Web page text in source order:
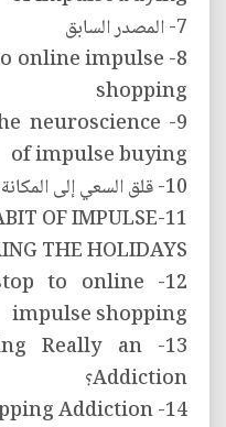
7- المصدر السابق
to online impulse
shopping
neuroscience
of impulse buying
10- قلق السعي إلى المكانة: الشعور بالرضا أو المهانة
OF IMPULSE
THE HOLIDAYS
to online
impulse shopping
Really an
Addiction؟
14- Shopping Addiction